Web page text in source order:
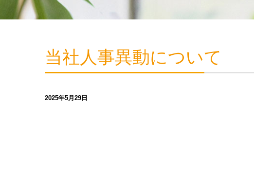
当社人事異動について
2025年5月29日